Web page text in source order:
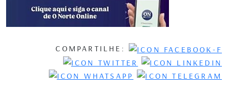
COMPARTILHE: